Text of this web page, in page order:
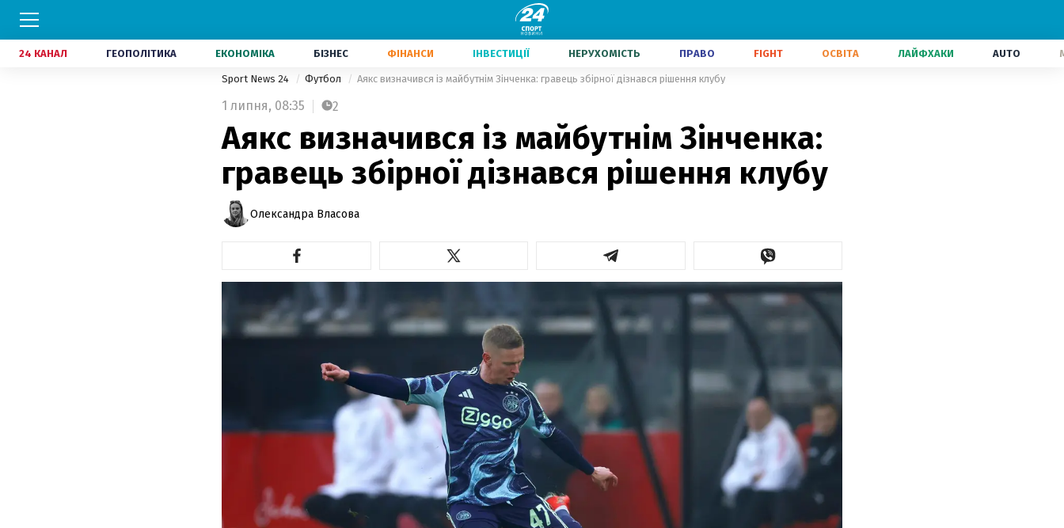
24 КАНАЛ ГЕОПОЛІТИКА ЕКОНОМІКА БІЗНЕС ФІНАНСИ ІНВЕСТИЦІЇ НЕРУХОМІСТЬ ПРАВО FIGHT ОСВІТА ЛАЙФХАКИ AUTO
Sport News 24 Футбол Аякс визначився із майбутнім Зінченка: гравець збірної дізнався рішення клубу
1 липня, 08:35 2
Аякс визначився із майбутнім Зінченка:
гравець збірної дізнався рішення клубу
Олександра Власова